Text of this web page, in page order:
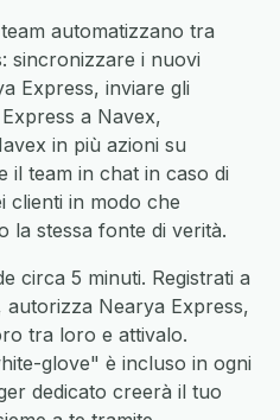
automatizzano tra
sincronizzare i nuovi
Express, inviare gli
a Navex,
in più azioni su
il team in chat in caso di
clienti in modo che
la stessa fonte di verità.
circa 5 minuti. Registrati a
Nearya Express,
tra loro e attivalo.
glove" è incluso in ogni
dedicato creerà il tuo